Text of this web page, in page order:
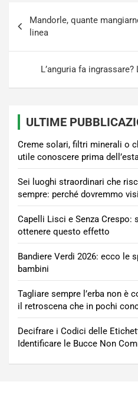
articoli
Mandorle, quante
linea
L’anguria fa
ULTIME
Creme solari, filtri minerali o
utile conoscere prima
Sei luoghi straordinari che
sempre: perché dovremmo
Capelli Lisci e Senza
ottenere questo effetto
Bandiere Verdi 2026: ecco le
bambini
Tagliare sempre l’erba non è
il retroscena che in pochi
Decifrare i Codici delle
Identificare le Bucce Non